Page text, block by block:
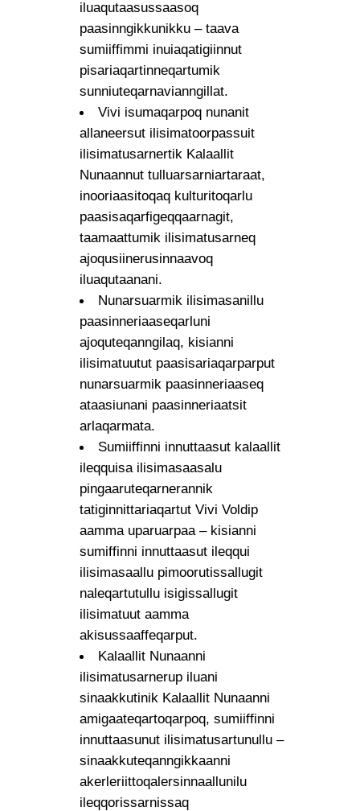
iluaqutaasussaasoq
paasinngikkunikku – taava
sumiiffimmi inuiaqatigiinnut
pisariaqartinneqartumik
sunniuteqarnavianngillat.
Vivi isumaqarpoq nunanit
allaneersut ilisimatoorpassuit
ilisimatusarnertik Kalaallit
Nunaannut tulluarsarniartaraat,
inooriaasitoqaq kulturitoqarlu
paasisaqarfigeqqaarnagit,
taamaattumik ilisimatusarneq
ajoqusiinerusinnaavoq
iluaqutaanani.
Nunarsuarmik ilisimasanillu
paasinneriaaseqarluni
ajoquteqanngilaq, kisianni
ilisimatuutut paasisariaqarparput
nunarsuarmik paasinneriaaseq
ataasiunani paasinneriaatsit
arlaqarmata.
Sumiiffinni innuttaasut kalaallit
ileqquisa ilisimasaasalu
pingaaruteqarnerannik
tatiginnittariaqartut Vivi Voldip
aamma uparuarpaa – kisianni
sumiffinni innuttaasut ileqqui
ilisimasaallu pimoorutissallugit
naleqartutullu isigissallugit
ilisimatuut aamma
akisussaaffeqarput.
Kalaallit Nunaanni
ilisimatusarnerup iluani
sinaakkutinik Kalaallit Nunaanni
amigaateqartoqarpoq, sumiiffinni
innuttaasunut ilisimatusartunullu –
sinaakkuteqanngikkaanni
akerleriittoqalersinnaallunilu
ileqqorissarnissaq